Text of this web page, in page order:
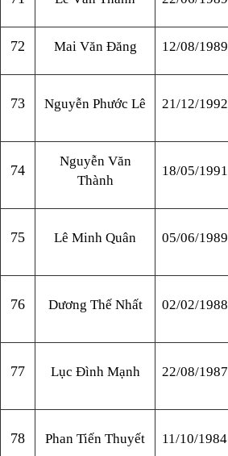
72 Mai Văn Đăng 12/08/1989
73 Nguyễn Phước Lê 21/12/1992
74
Nguyễn Văn
Thành
18/05/1991
75 Lê Minh Quân 05/06/1989
76 Dương Thế Nhất 02/02/1988
77 Lục Đình Mạnh 22/08/1987
78 Phan Tiến Thuyết 11/10/1984